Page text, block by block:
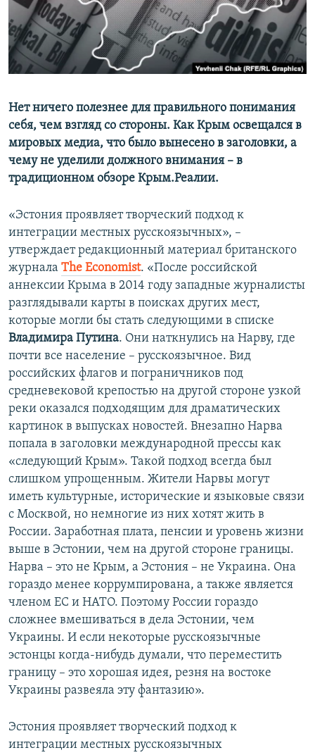
ПОБЕДИТЕЛЕЙ НЕ СУДЯТ?
КРЫМ.НЕПОКОРЕННЫЙ
ELIFBE
ПРИСОЕДИНЯЙТЕСЬ!
Все сайты RFE/RL
Нет ничего полезнее для правильного понимания
себя, чем взгляд со стороны. Как Крым освещался в
мировых медиа, что было вынесено в заголовки, а
чему не уделили должного внимания – в
традиционном обзоре Крым.Реалии.
«Эстония проявляет творческий подход к
интеграции местных русскоязычных», –
утверждает редакционный материал британского
журнала The Economist. «После российской
аннексии Крыма в 2014 году западные журналисты
разглядывали карты в поисках других мест,
которые могли бы стать следующими в списке
Владимира Путина. Они наткнулись на Нарву, где
почти все население – русскоязычное. Вид
российских флагов и пограничников под
средневековой крепостью на другой стороне узкой
реки оказался подходящим для драматических
картинок в выпусках новостей. Внезапно Нарва
попала в заголовки международной прессы как
«следующий Крым». Такой подход всегда был
слишком упрощенным. Жители Нарвы могут
иметь культурные, исторические и языковые связи
с Москвой, но немногие из них хотят жить в
России. Заработная плата, пенсии и уровень жизни
выше в Эстонии, чем на другой стороне границы.
Нарва – это не Крым, а Эстония – не Украина. Она
гораздо менее коррумпирована, а также является
членом ЕС и НАТО. Поэтому России гораздо
сложнее вмешиваться в дела Эстонии, чем
Украины. И если некоторые русскоязычные
эстонцы когда-нибудь думали, что переместить
границу – это хорошая идея, резня на востоке
Украины развеяла эту фантазию».
Эстония проявляет творческий подход к
интеграции местных русскоязычных